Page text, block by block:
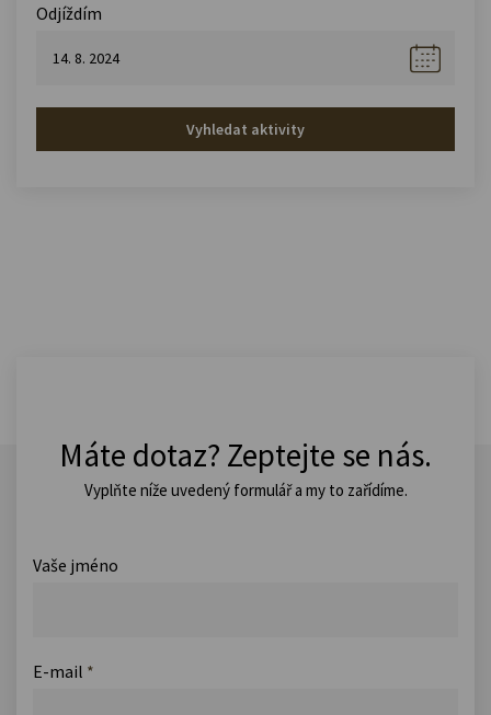
Odjíždím
Vyhledat aktivity
Máte dotaz? Zeptejte se nás.
Vyplňte níže uvedený formulář a my to zařídíme.
Vaše jméno
E-mail *